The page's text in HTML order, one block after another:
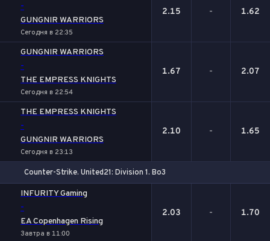
-
GUNGNIR WARRIORS
Сегодня в 22:35
2.15 - 1.62
GUNGNIR WARRIORS
-
THE EMPRESS KNIGHTS
Сегодня в 22:54
1.67 - 2.07
THE EMPRESS KNIGHTS
-
GUNGNIR WARRIORS
Сегодня в 23:13
2.10 - 1.65
Counter-Strike. United21: Division 1. Bo3
INFURITY Gaming
-
EA Copenhagen Rising
Завтра в 11:00
2.03 - 1.70